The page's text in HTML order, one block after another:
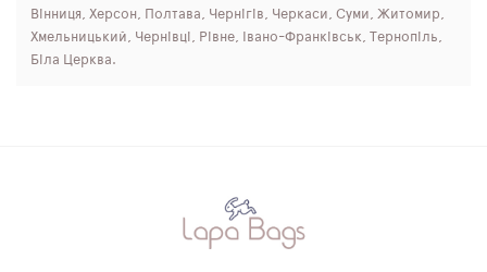
Вінниця, Херсон, Полтава, Чернігів, Черкаси, Суми, Житомир,
Хмельницький, Чернівці, Рівне, Івано-Франківськ, Тернопіль,
Біла Церква.